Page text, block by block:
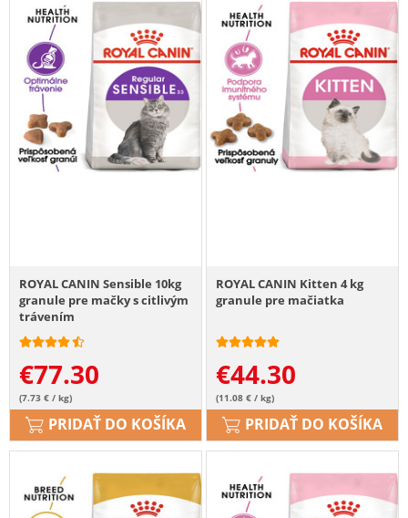
ROYAL CANIN Sensible 10kg
granule pre mačky s citlivým
trávením
€77.30
(7.73 € / kg)
PRIDAŤ DO KOŠÍKA
ROYAL CANIN Kitten 4 kg
granule pre mačiatka
€44.30
(11.08 € / kg)
PRIDAŤ DO KOŠÍKA